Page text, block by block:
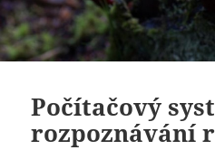
Počítačový
rozpoznávání